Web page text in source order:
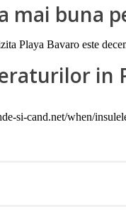
mai buna
Playa Bavaro este
in
si-cand.net/when/